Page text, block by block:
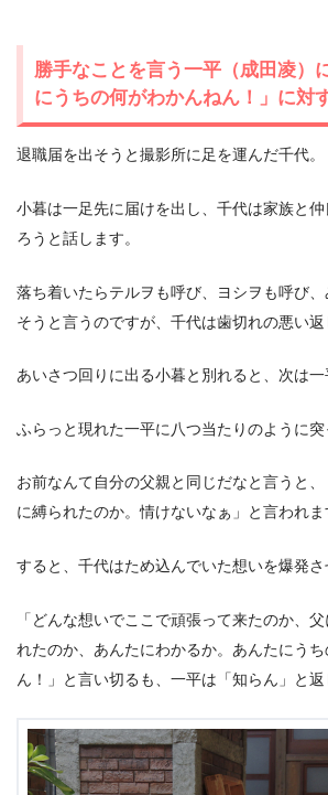
勝手なことを言う一平（成田凌）
にうちの何がわかんねん！」に対
退職届を出そうと撮影所に足を運んだ千代。
小暮は一足先に届けを出し、千代は家族と
ろうと話します。
落ち着いたらテルヲも呼び、ヨシヲも呼び
そうと言うのですが、千代は歯切れの悪い返
あいさつ回りに出る小暮と別れると、次は一
ふらっと現れた一平に八つ当たりのように突
お前なんて自分の父親と同じだなと言うと
に縛られたのか。情けないなぁ」と言われま
すると、千代はため込んでいた想いを爆発さ
「どんな想いでここで頑張って来たのか、
れたのか、あんたにわかるか。あんたにう
ん！」と言い切るも、一平は「知らん」と返